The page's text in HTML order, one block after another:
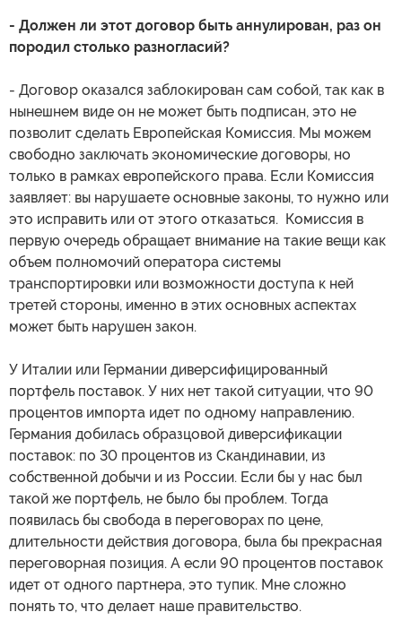
- Должен ли этот договор быть аннулирован, раз он
породил столько разногласий?
- Договор оказался заблокирован сам собой, так как в
нынешнем виде он не может быть подписан, это не
позволит сделать Европейская Комиссия. Мы можем
свободно заключать экономические договоры, но
только в рамках европейского права. Если Комиссия
заявляет: вы нарушаете основные законы, то нужно или
это исправить или от этого отказаться. Комиссия в
первую очередь обращает внимание на такие вещи как
объем полномочий оператора системы
транспортировки или возможности доступа к ней
третей стороны, именно в этих основных аспектах
может быть нарушен закон.
У Италии или Германии диверсифицированный
портфель поставок. У них нет такой ситуации, что 90
процентов импорта идет по одному направлению.
Германия добилась образцовой диверсификации
поставок: по 30 процентов из Скандинавии, из
собственной добычи и из России. Если бы у нас был
такой же портфель, не было бы проблем. Тогда
появилась бы свобода в переговорах по цене,
длительности действия договора, была бы прекрасная
переговорная позиция. А если 90 процентов поставок
идет от одного партнера, это тупик. Мне сложно
понять то, что делает наше правительство.